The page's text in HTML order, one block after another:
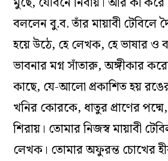
বললেন বু.ব. তাঁর মায়াবী টেবিলে
হয়ে উঠে, হে লেখক, হে ভাষার ও
ভাবনার মগ্ন সাঁতারু, অঙ্গীকার
কাছে, যে-আলো প্রকাশিত হয়
খনির কোরকে, ধাতুর প্রাণের
শিরায়। তোমার নিজস্ব মায়াবী
লেখক। তোমার অফুরন্ত চোখের